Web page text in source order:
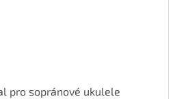
pro sopránové ukulele